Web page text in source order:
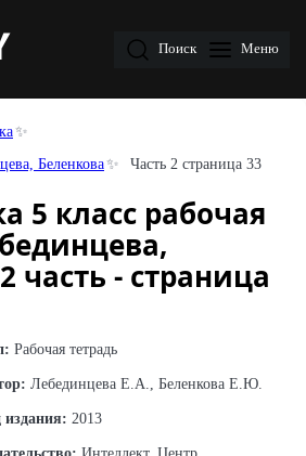
Поиск Меню
Беленкова
Часть 2 страница 33
5 класс рабочая
часть - страница
Рабочая тетрадь
Лебединцева Е.А., Беленкова Е.Ю.
издания: 2013